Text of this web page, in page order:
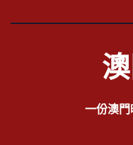
一份澳